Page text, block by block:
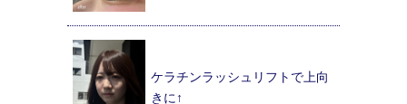
ケラチンラッシュリフトで上向
きに↑